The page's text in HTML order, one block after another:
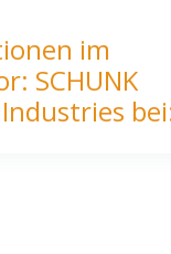
im
SCHUNK